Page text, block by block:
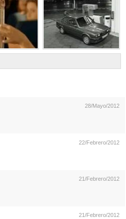
28/Mayo/2012
22/Febrero/2012
21/Febrero/2012
21/Febrero/2012